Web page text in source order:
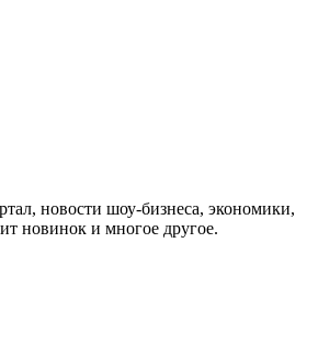
новости шоу-бизнеса, экономики,
новинок и многое другое.